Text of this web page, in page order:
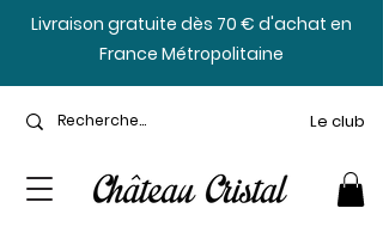
​Livraison gratuite dès 70 € d'achat en
France Métropolitaine
Le club